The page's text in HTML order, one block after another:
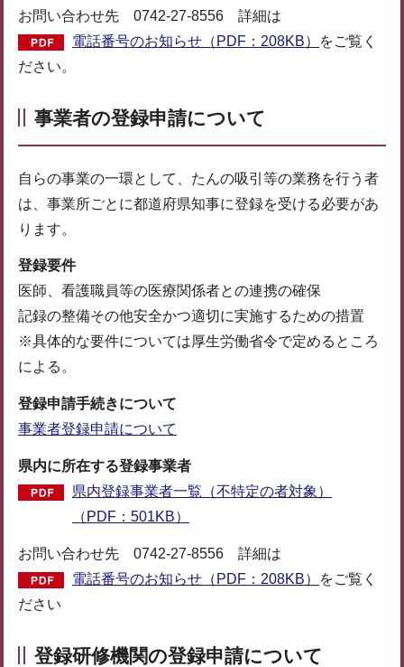
お問い合わせ先 0742-27-8556 詳細は
電話番号のお知らせ（PDF：208KB）
をご覧く
ださい。
事業者の登録申請について
自らの事業の一環として、たんの吸引等の業務を行う者
は、事業所ごとに都道府県知事に登録を受ける必要があ
ります。
登録要件
医師、看護職員等の医療関係者との連携の確保
記録の整備その他安全かつ適切に実施するための措置
※具体的な要件については厚生労働省令で定めるところ
による。
登録申請手続きについて
事業者登録申請について
県内に所在する登録事業者
県内登録事業者一覧（不特定の者対象）
（PDF：501KB）
お問い合わせ先 0742-27-8556 詳細は
電話番号のお知らせ（PDF：208KB）
をご覧く
ださい
登録研修機関の登録申請について